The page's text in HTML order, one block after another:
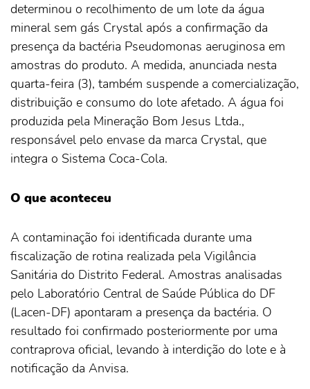
determinou o recolhimento de um lote da água
mineral sem gás Crystal após a confirmação da
presença da bactéria Pseudomonas aeruginosa em
amostras do produto. A medida, anunciada nesta
quarta-feira (3), também suspende a comercialização,
distribuição e consumo do lote afetado. A água foi
produzida pela Mineração Bom Jesus Ltda.,
responsável pelo envase da marca Crystal, que
integra o Sistema Coca-Cola.
O que aconteceu
A contaminação foi identificada durante uma
fiscalização de rotina realizada pela Vigilância
Sanitária do Distrito Federal. Amostras analisadas
pelo Laboratório Central de Saúde Pública do DF
(Lacen-DF) apontaram a presença da bactéria. O
resultado foi confirmado posteriormente por uma
contraprova oficial, levando à interdição do lote e à
notificação da Anvisa.